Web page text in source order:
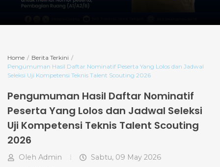
Home
Berita Terkini
Pengumuman Hasil Daftar Nominatif Peserta Yang Lolos dan Jadwal
Seleksi Uji Kompetensi Teknis Talent Scouting 2026
Pengumuman Hasil Daftar Nominatif
Peserta Yang Lolos dan Jadwal Seleksi
Uji Kompetensi Teknis Talent Scouting
2026
Oleh Admin
Sabtu, 09 May 2026